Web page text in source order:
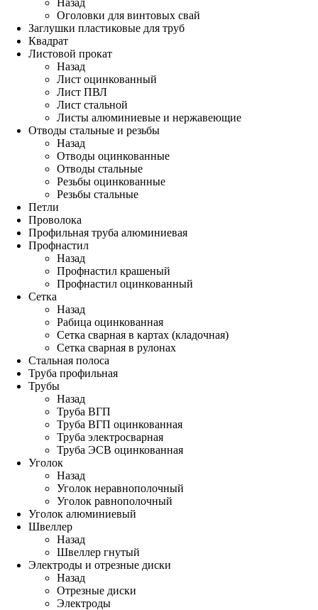
Назад
Оголовки для винтовых свай
Заглушки пластиковые для труб
Квадрат
Листовой прокат
Назад
Лист оцинкованный
Лист ПВЛ
Лист стальной
Листы алюминиевые и нержавеющие
Отводы стальные и резьбы
Назад
Отводы оцинкованные
Отводы стальные
Резьбы оцинкованные
Резьбы стальные
Петли
Проволока
Профильная труба алюминиевая
Профнастил
Назад
Профнастил крашеный
Профнастил оцинкованный
Сетка
Назад
Рабица оцинкованная
Сетка сварная в картах (кладочная)
Сетка сварная в рулонах
Стальная полоса
Труба профильная
Трубы
Назад
Труба ВГП
Труба ВГП оцинкованная
Труба электросварная
Труба ЭСВ оцинкованная
Уголок
Назад
Уголок неравнополочный
Уголок равнополочный
Уголок алюминиевый
Швеллер
Назад
Швеллер гнутый
Электроды и отрезные диски
Назад
Отрезные диски
Электроды